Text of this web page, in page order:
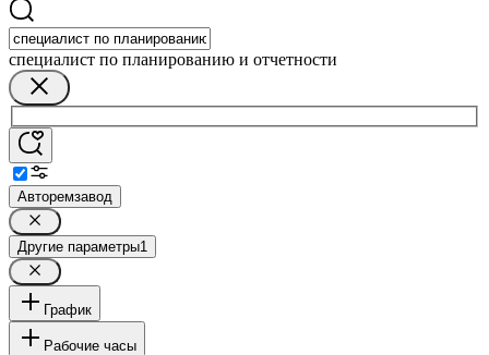
специалист по планированию и отчетности
Авторемзавод
Другие параметры1
График
Рабочие часы